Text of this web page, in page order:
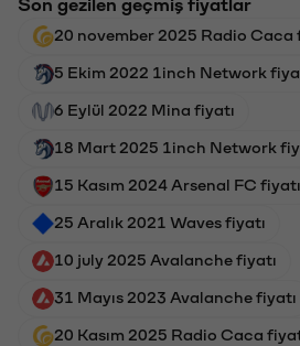
Son gezilen geçmiş fiyatlar
20 november 2025 Radio Caca
5 Ekim 2022 1inch Network
6 Eylül 2022 Mina fiyatı
18 Mart 2025 1inch Network
15 Kasım 2024 Arsenal FC fiyatı
25 Aralık 2021 Waves fiyatı
10 july 2025 Avalanche fiyatı
31 Mayıs 2023 Avalanche fiyatı
20 Kasım 2025 Radio Caca